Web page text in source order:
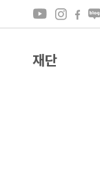
재단